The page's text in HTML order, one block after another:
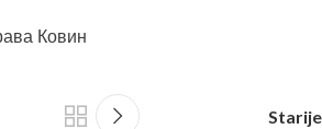
Ковин
Starije